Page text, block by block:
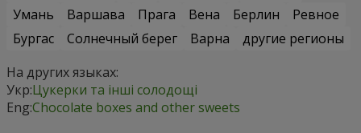
Умань
Варшава Прага Вена Берлин
Ревное
Бургас
Солнечный берег Варна
другие регионы
На других языках:
Укр:Цукерки та інші солодощі
Eng:Chocolate boxes and other sweets